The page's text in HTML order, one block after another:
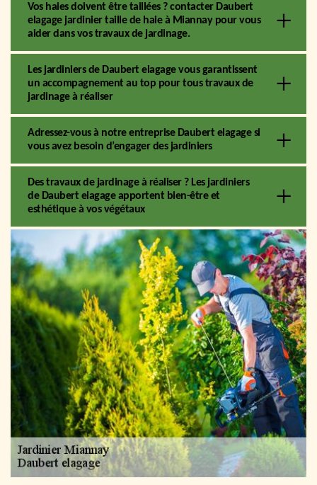
Vos haies doivent être taillées ? contacter Daubert
elagage jardinier taille de haie à Miannay pour vous
aider dans vos travaux de jardinage.
Les jardiniers de Daubert elagage vous garantissent
un accompagnement au top pour tous travaux de
jardinage à réaliser
Adressez-vous à notre entreprise Daubert elagage si
vous avez besoin d’engager des jardiniers
Des travaux de jardinage à réaliser ? Les jardiniers
de Daubert elagage apportent bien-être et
esthétique à vos végétaux